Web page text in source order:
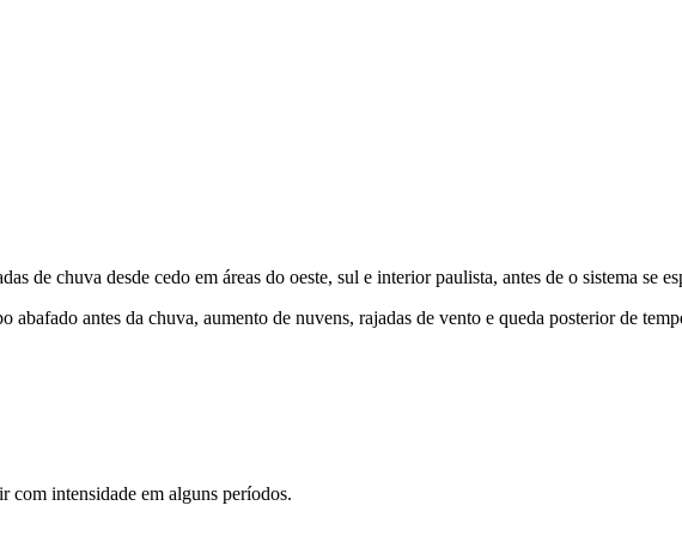
de chuva desde cedo em áreas do oeste, sul e interior paulista, antes de o sistema se
antes da chuva, aumento de nuvens, rajadas de vento e queda posterior de
com intensidade em alguns períodos.